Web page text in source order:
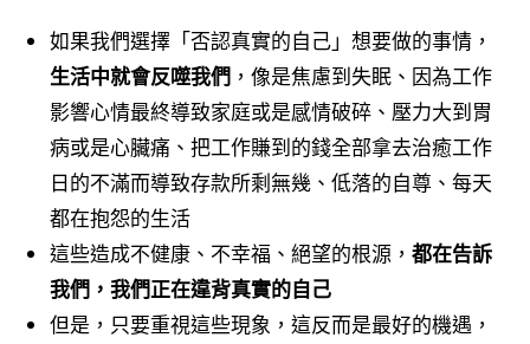
如果我們選擇「否認真實的自己」想要做的事情，
生活中就會反噬我們 ，像是焦慮到失眠、因為工作
影響心情最終導致家庭或是感情破碎、壓力大到胃
病或是心臟痛、把工作賺到的錢全部拿去治癒工作
日的不滿而導致存款所剩無幾、低落的自尊、每天
都在抱怨的生活
這些造成不健康、不幸福、絕望的根源，都在告訴
我們，我們正在違背真實的自己
但是，只要重視這些現象，這反而是最好的機遇，